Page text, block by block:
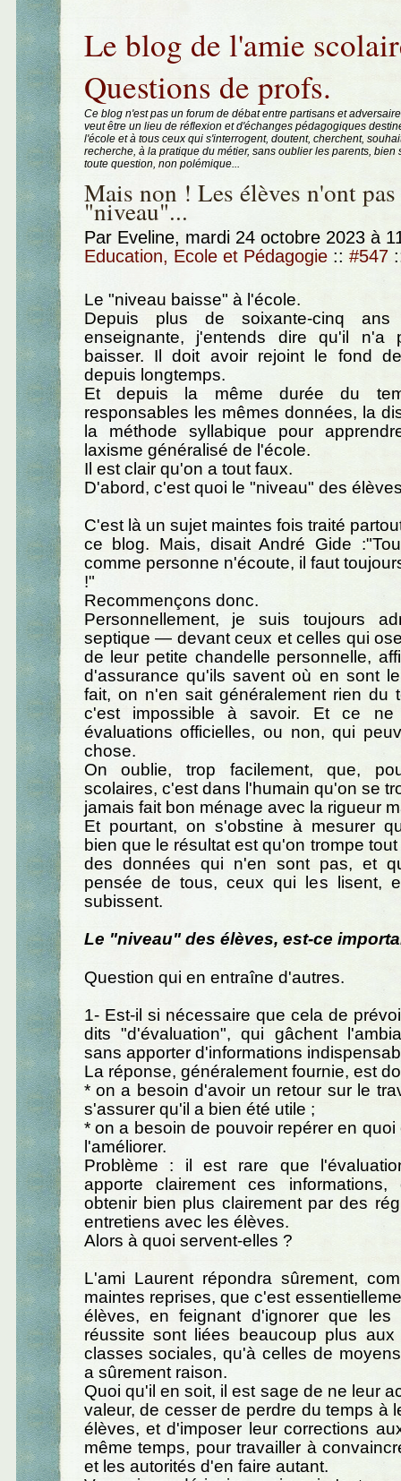
Le blog de l'amie
Questions de profs.
Ce blog n'est pas un forum de débat entre partisans et
veut être un lieu de réflexion et d'échanges pédagogiques
l'école et à tous ceux qui s'interrogent, doutent, cherchent,
recherche, à la pratique du métier, sans oublier les parents, bien
toute question, non polémique...
Mais non ! Les élèves n'ont pas
"niveau"...
Par Eveline, mardi 24 octobre 2023 à
Education, Ecole et Pédagogie :: #547
Le "niveau baisse" à l'école.
Depuis plus de soixante-cinq
enseignante, j'entends dire qu'il n'a
baisser. Il doit avoir rejoint le fond
depuis longtemps.
Et depuis la même durée du
responsables les mêmes données, la
la méthode syllabique pour
laxisme généralisé de l'école.
Il est clair qu'on a tout faux.
D'abord, c'est quoi le "niveau" des
C'est là un sujet maintes fois traité
ce blog. Mais, disait André Gide
comme personne n'écoute, il faut
!"
Recommençons donc.
Personnellement, je suis toujours
septique — devant ceux et celles qui
de leur petite chandelle personnelle,
d'assurance qu'ils savent où en sont
fait, on n'en sait généralement rien du
c'est impossible à savoir. Et ce
évaluations officielles, ou non, qui
chose.
On oublie, trop facilement, que,
scolaires, c'est dans l'humain qu'on se
jamais fait bon ménage avec la rigueur
Et pourtant, on s'obstine à mesurer
bien que le résultat est qu'on trompe
des données qui n'en sont pas, et
pensée de tous, ceux qui les lisent,
subissent.
Le "niveau" des élèves, est-ce
Question qui en entraîne d'autres.
1- Est-il si nécessaire que cela de
dits "d'évaluation", qui gâchent
sans apporter d'informations
La réponse, généralement fournie, est
* on a besoin d'avoir un retour sur le
s'assurer qu'il a bien été utile ;
* on a besoin de pouvoir repérer en
l'améliorer.
Problème : il est rare que
apporte clairement ces
obtenir bien plus clairement par des
entretiens avec les élèves.
Alors à quoi servent-elles ?
L'ami Laurent répondra sûrement,
maintes reprises, que c'est
élèves, en feignant d'ignorer que les
réussite sont liées beaucoup plus aux
classes sociales, qu'à celles de
a sûrement raison.
Quoi qu'il en soit, il est sage de ne leur
valeur, de cesser de perdre du temps à
élèves, et d'imposer leur corrections
même temps, pour travailler à
et les autorités d'en faire autant.